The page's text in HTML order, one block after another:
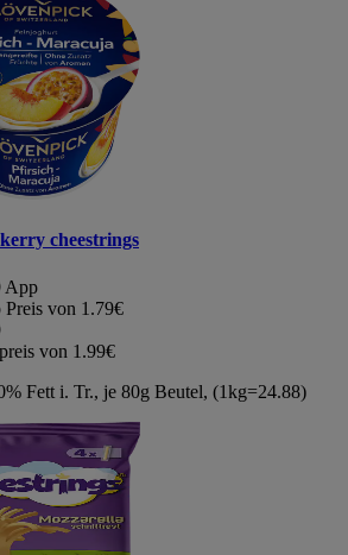
kerry cheestrings
App
Preis von 1.79€
von 1.99€
Fett i. Tr., je 80g Beutel, (1kg=24.88)